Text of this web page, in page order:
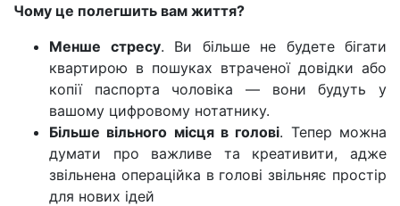
Чому це полегшить вам життя?
Менше стресу. Ви більше не будете бігати
квартирою в пошуках втраченої довідки або
копії паспорта чоловіка — вони будуть у
вашому цифровому нотатнику.
Більше вільного місця в голові. Тепер можна
думати про важливе та креативити, адже
звільнена операційка в голові звільняє простір
для нових ідей